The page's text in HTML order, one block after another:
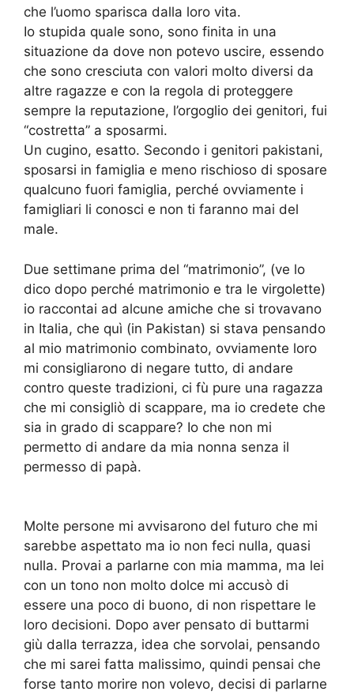
che l’uomo sparisca dalla loro vita.
Io stupida quale sono, sono finita in una
situazione da dove non potevo uscire, essendo
che sono cresciuta con valori molto diversi da
altre ragazze e con la regola di proteggere
sempre la reputazione, l’orgoglio dei genitori, fui
“costretta” a sposarmi.
Un cugino, esatto. Secondo i genitori pakistani,
sposarsi in famiglia e meno rischioso di sposare
qualcuno fuori famiglia, perché ovviamente i
famigliari li conosci e non ti faranno mai del
male.
Due settimane prima del “matrimonio”, (ve lo
dico dopo perché matrimonio e tra le virgolette)
io raccontai ad alcune amiche che si trovavano
in Italia, che quì (in Pakistan) si stava pensando
al mio matrimonio combinato, ovviamente loro
mi consigliarono di negare tutto, di andare
contro queste tradizioni, ci fù pure una ragazza
che mi consigliò di scappare, ma io credete che
sia in grado di scappare? Io che non mi
permetto di andare da mia nonna senza il
permesso di papà.
Molte persone mi avvisarono del futuro che mi
sarebbe aspettato ma io non feci nulla, quasi
nulla. Provai a parlarne con mia mamma, ma lei
con un tono non molto dolce mi accusò di
essere una poco di buono, di non rispettare le
loro decisioni. Dopo aver pensato di buttarmi
giù dalla terrazza, idea che sorvolai, pensando
che mi sarei fatta malissimo, quindi pensai che
forse tanto morire non volevo, decisi di parlarne